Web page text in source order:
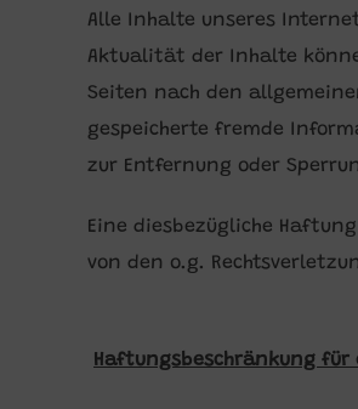
Alle Inhalte unseres
Aktualität der Inhalte
Seiten nach den
gespeicherte fremde
zur Entfernung oder
Eine diesbezügliche
von den o.g.
Haftungsbeschränkung für